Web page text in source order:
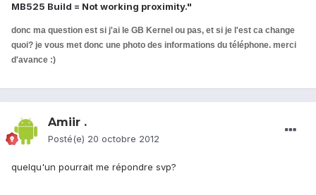
MB525 Build = Not working proximity."
donc ma question est si j'ai le GB Kernel ou pas, et si je l'est ca change
quoi? je vous met donc une photo des informations du téléphone. merci
d'avance :)
Amiir .
Posté(e) 20 octobre 2012
quelqu'un pourrait me répondre svp?